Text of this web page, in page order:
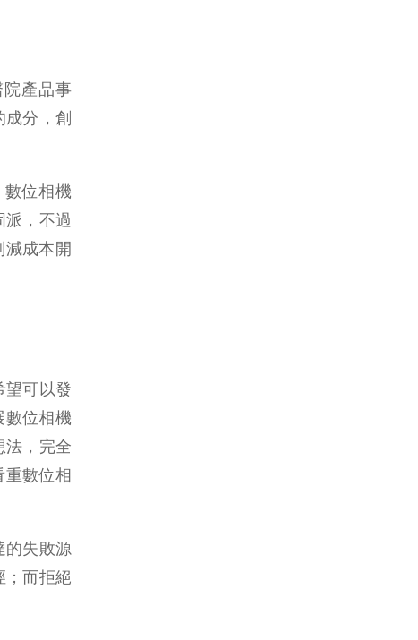
產品事
成分，創
位相機
派，不過
減成本開
望可以發
數位相機
法，完全
重數位相
的失敗源
；而拒絕